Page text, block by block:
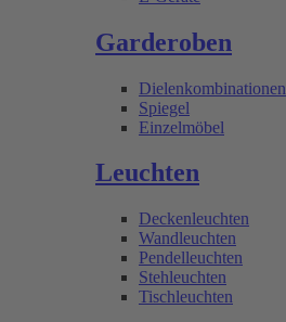
Garderoben
Dielenkombinationen
Spiegel
Einzelmöbel
Leuchten
Deckenleuchten
Wandleuchten
Pendelleuchten
Stehleuchten
Tischleuchten